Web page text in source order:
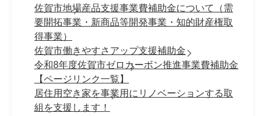
佐賀市地場産品支援事業費補助金について（需
要開拓事業・新商品等開発事業・知的財産権取
得事業）
佐賀市働きやすさアップ支援補助金
令和8年度佐賀市ゼロカーボン推進事業費補助金
【ページリンク一覧】
居住用空き家を事業用にリノベーションする取
組を支援します！